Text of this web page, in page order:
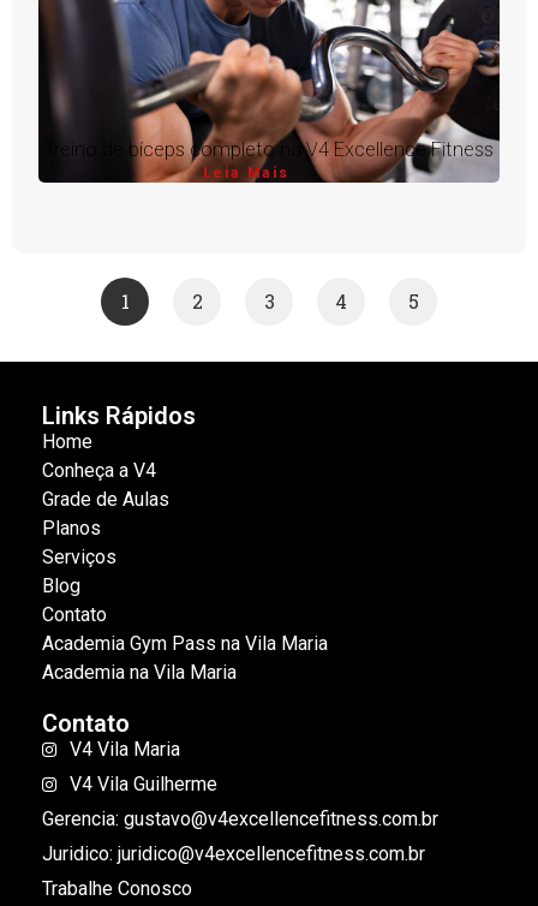
Treino de bíceps completo na V4 Excellence Fitness
Leia Mais
1 2 3 4 5
Links Rápidos
Home
Conheça a V4
Grade de Aulas
Planos
Serviços
Blog
Contato
Academia Gym Pass na Vila Maria
Academia na Vila Maria
Contato
V4 Vila Maria
V4 Vila Guilherme
Gerencia: gustavo@v4excellencefitness.com.br
Juridico: juridico@v4excellencefitness.com.br
Trabalhe Conosco